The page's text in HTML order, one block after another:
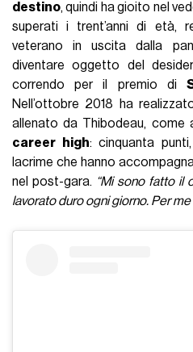
destino, quindi ha gioito nel
superati i trent’anni di età,
veterano in uscita dalla
diventare oggetto del
correndo per il premio di
Nell’ottobre 2018 ha
allenato da Thibodeau, come
career high: cinquanta
lacrime che hanno
nel post-gara. “Mi sono fatto il
lavorato duro ogni giorno. Per